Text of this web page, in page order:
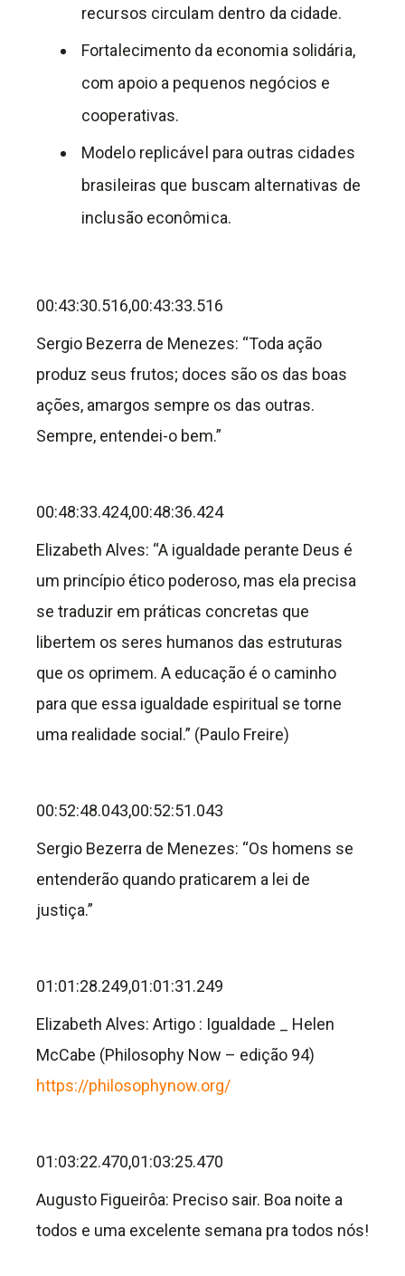
recursos circulam dentro da cidade.
Fortalecimento da economia solidária,
com apoio a pequenos negócios e
cooperativas.
Modelo replicável para outras cidades
brasileiras que buscam alternativas de
inclusão econômica.
00:43:30.516,00:43:33.516
Sergio Bezerra de Menezes: “Toda ação
produz seus frutos; doces são os das boas
ações, amargos sempre os das outras.
Sempre, entendei-o bem.”
00:48:33.424,00:48:36.424
Elizabeth Alves: “A igualdade perante Deus é
um princípio ético poderoso, mas ela precisa
se traduzir em práticas concretas que
libertem os seres humanos das estruturas
que os oprimem. A educação é o caminho
para que essa igualdade espiritual se torne
uma realidade social.” (Paulo Freire)
00:52:48.043,00:52:51.043
Sergio Bezerra de Menezes: “Os homens se
entenderão quando praticarem a lei de
justiça.”
01:01:28.249,01:01:31.249
Elizabeth Alves: Artigo : Igualdade _ Helen
McCabe (Philosophy Now – edição 94)
https://philosophynow.org/
01:03:22.470,01:03:25.470
Augusto Figueirôa: Preciso sair. Boa noite a
todos e uma excelente semana pra todos nós!